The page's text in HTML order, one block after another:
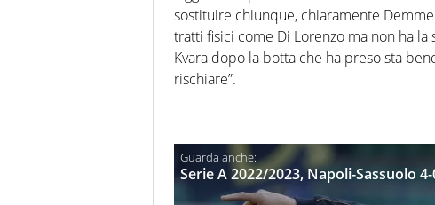
sostituire chiunque, chiaramente
tratti fisici come Di Lorenzo ma non ha la
Kvara dopo la botta che ha preso sta
rischiare”.
Serie A 2022/2023, Napoli-Sassuolo